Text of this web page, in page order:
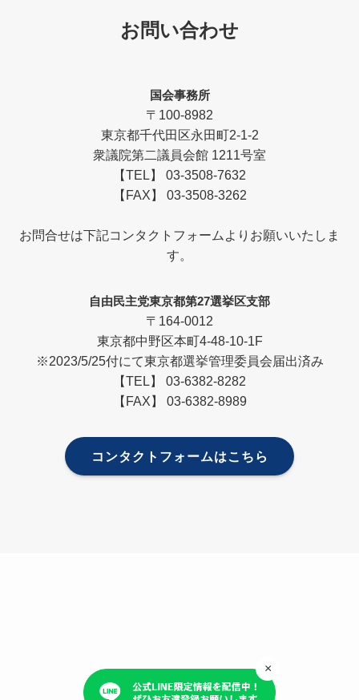
お問い合わせ
国会事務所
〒100-8982
東京都千代田区永田町2-1-2
衆議院第二議員会館 1211号室
【TEL】 03-3508-7632
【FAX】 03-3508-3262
お問合せは下記コンタクトフォームよりお願いいたしま
す。
自由民主党東京都第27選挙区支部
〒164-0012
東京都中野区本町4-48-10-1F
※2023/5/25付にて東京都選挙管理委員会届出済み
【TEL】 03-6382-8282
【FAX】 03-6382-8989
コンタクトフォームはこちら
×